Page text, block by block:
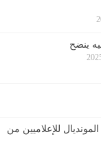
ينضح
للإعلاميين من